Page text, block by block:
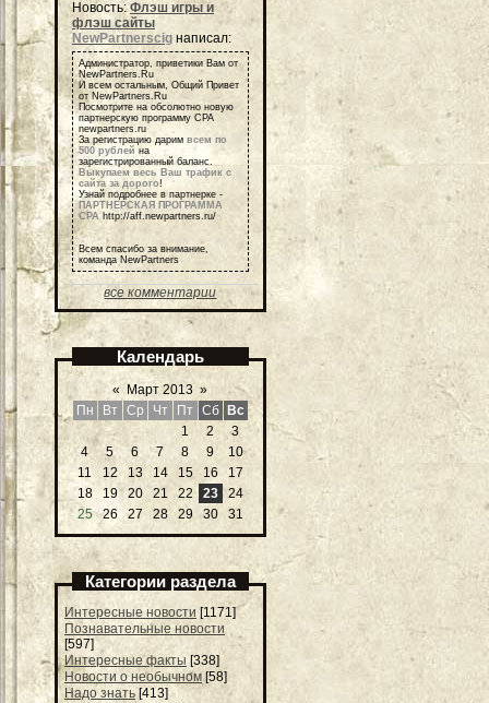
Новость:Флэш игры и
флэш сайты
NewPartnerscig написал:
Администратор, приветики Вам от
NewPartners.Ru
И всем остальным, Общий Привет
от NewPartners.Ru
Посмотрите на обсолютно новую
партнерскую программу СРА
newpartners.ru
За регистрацию дарим всем по
500 рублей на
зарегистрированный баланс.
Выкупаем весь Ваш трафик с
сайта за дорого!
Узнай подробнее в партнерке -
ПАРТНЕРСКАЯ ПРОГРАММА
СРАhttp://aff.newpartners.ru/
Всем спасибо за внимание,
команда NewPartners
все комментарии
Календарь
« Март 2013 »
Пн
Вт Ср Чт Пт Сб
Вс
1
2
3
4
5 6 7 8 9
10
11
12 13 14 15 16
17
18
19 20 21 22 23
24
25
26 27 28 29 30 31
Категории раздела
Интересные новости [1171]
Познавательные новости
[597]
Интересные факты [338]
Новости о необычном [58]
Надо знать [413]